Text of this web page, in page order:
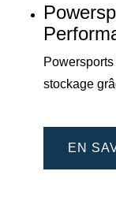
stockage
EN